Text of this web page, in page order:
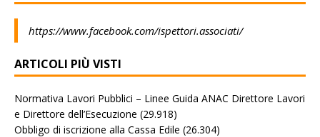
https://www.facebook.com/ispettori.associati/
ARTICOLI PIÙ VISTI
Normativa Lavori Pubblici – Linee Guida ANAC Direttore Lavori
e Direttore dell’Esecuzione (29.918)
Obbligo di iscrizione alla Cassa Edile (26.304)